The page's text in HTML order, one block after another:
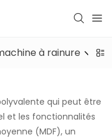
à rainure
qui peut être
et les fonctionnalités
(MDF), un